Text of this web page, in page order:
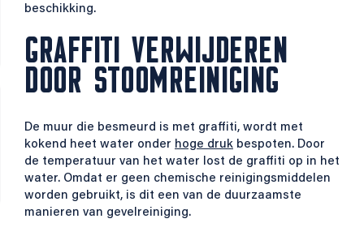
beschikking.
GRAFFITI VERWIJDEREN
DOOR STOOMREINIGING
De muur die besmeurd is met graffiti, wordt met
kokend heet water onder hoge druk bespoten. Door
de temperatuur van het water lost de graffiti op in het
water. Omdat er geen chemische reinigingsmiddelen
worden gebruikt, is dit een van de duurzaamste
manieren van gevelreiniging.